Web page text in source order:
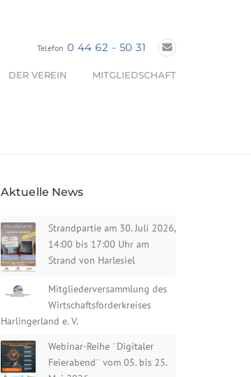
Telefon 0 44 62 - 50 31
DER VEREIN MITGLIEDSCHAFT
Aktuelle News
Strandpartie am 30. Juli 2026,
14:00 bis 17:00 Uhr am
Strand von Harlesiel
Mitgliederversammlung des
Wirtschaftsförderkreises
Harlingerland e. V.
Webinar-Reihe ¨Digitaler
Feierabend¨ vom 05. bis 25.